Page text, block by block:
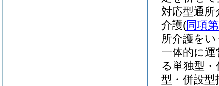
対応型通所
介護(同項
所介護を
一体的に
る単独型
型・併設型